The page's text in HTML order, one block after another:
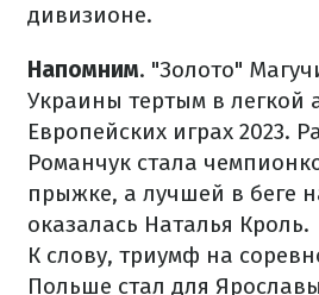
дивизионе.
Напомним. "Золото"
Украины тертым в легкой
Европейских играх 2023.
Романчук стала
прыжке, а лучшей в беге
оказалась Наталья Кроль.
К слову, триумф на
Польше стал для